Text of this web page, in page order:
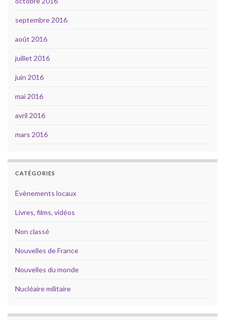
septembre 2016
août 2016
juillet 2016
juin 2016
mai 2016
avril 2016
mars 2016
CATÉGORIES
Évènements locaux
Livres, films, vidéos
Non classé
Nouvelles de France
Nouvelles du monde
Nucléaire militaire